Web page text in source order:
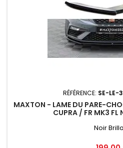
RÉFÉRENCE: SE-LE-
MAXTON - LAME DU PARE-
CUPRA / FR MK3 FL
Noir